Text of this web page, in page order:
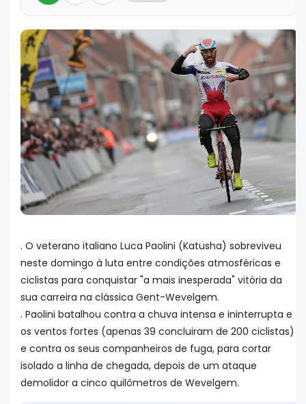
. O veterano italiano Luca Paolini (Katusha) sobreviveu
neste domingo à luta entre condições atmosféricas e
ciclistas para conquistar "a mais inesperada" vitória da
sua carreira na clássica Gent-Wevelgem.
. Paolini batalhou contra a chuva intensa e ininterrupta e
os ventos fortes (apenas 39 concluiram de 200 ciclistas)
e contra os seus companheiros de fuga, para cortar
isolado a linha de chegada, depois de um ataque
demolidor a cinco quilômetros de Wevelgem.